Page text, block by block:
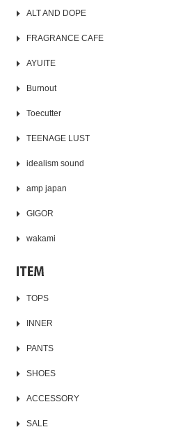
ALT AND DOPE
FRAGRANCE CAFE
AYUITE
Burnout
Toecutter
TEENAGE LUST
idealism sound
amp japan
GIGOR
wakami
TOPS
INNER
PANTS
SHOES
ACCESSORY
SALE